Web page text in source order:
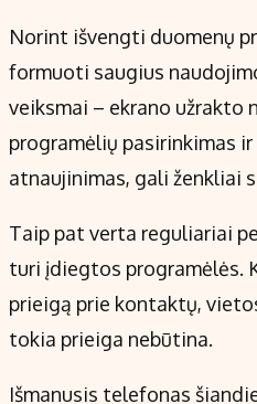
Norint išvengti duomenų
formuoti saugius
veiksmai – ekrano užrakto
programėlių pasirinkimas
atnaujinimas, gali ženkliai
Taip pat verta reguliariai
turi įdiegtos programėlės.
prieigą prie kontaktų,
tokia prieiga nebūtina.
Išmanusis telefonas